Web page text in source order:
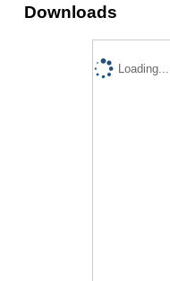
Downloads
Loading...